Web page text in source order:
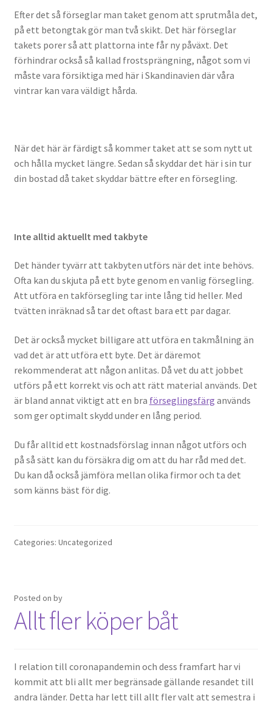
Efter det så förseglar man taket genom att sprutmåla det,
på ett betongtak gör man två skikt. Det här förseglar
takets porer så att plattorna inte får ny påväxt. Det
förhindrar också så kallad frostsprängning, något som vi
måste vara försiktiga med här i Skandinavien där våra
vintrar kan vara väldigt hårda.
När det här är färdigt så kommer taket att se som nytt ut
och hålla mycket längre. Sedan så skyddar det här i sin tur
din bostad då taket skyddar bättre efter en försegling.
Inte alltid aktuellt med takbyte
Det händer tyvärr att takbyten utförs när det inte behövs.
Ofta kan du skjuta på ett byte genom en vanlig försegling.
Att utföra en takförsegling tar inte lång tid heller. Med
tvätten inräknad så tar det oftast bara ett par dagar.
Det är också mycket billigare att utföra en takmålning än
vad det är att utföra ett byte. Det är däremot
rekommenderat att någon anlitas. Då vet du att jobbet
utförs på ett korrekt vis och att rätt material används. Det
är bland annat viktigt att en bra förseglingsfärg används
som ger optimalt skydd under en lång period.
Du får alltid ett kostnadsförslag innan något utförs och
på så sätt kan du försäkra dig om att du har råd med det.
Du kan då också jämföra mellan olika firmor och ta det
som känns bäst för dig.
Categories: Uncategorized
Posted on by
Allt fler köper båt
I relation till coronapandemin och dess framfart har vi
kommit att bli allt mer begränsade gällande resandet till
andra länder. Detta har lett till allt fler valt att semestra i